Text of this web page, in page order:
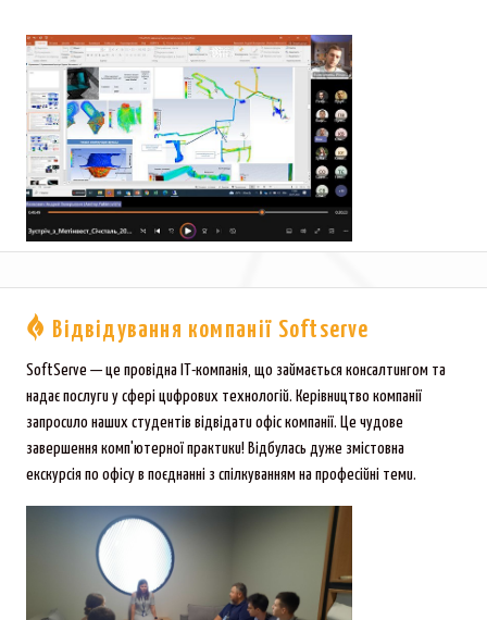
Відвідування компанії Softserve
SoftServe — це провідна ІТ-компанія, що займається консалтингом та
надає послуги у сфері цифрових технологій. Керівництво компанії
запросило наших студентів відвідати офіс компанії. Це чудове
завершення комп'ютерної практики! Відбулась дуже змістовна
екскурсія по офісу в поєднанні з спілкуванням на професійні теми.